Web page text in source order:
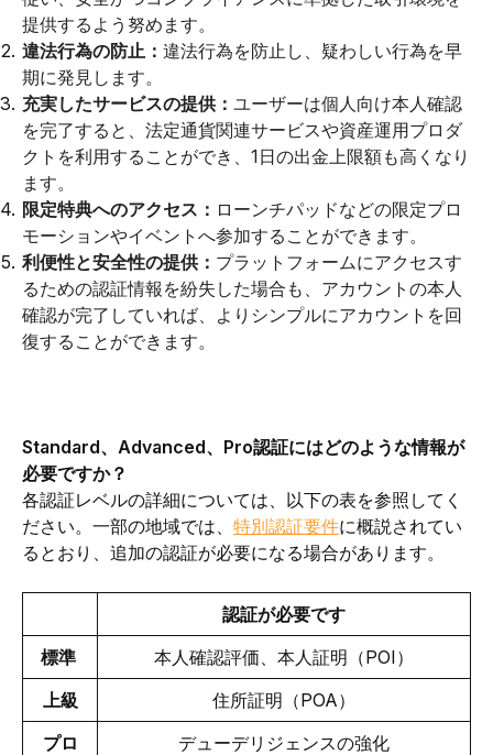
提供するよう努めます。
違法行為の防止： 違法行為を防止し、疑わしい行為を早
期に発見します。
充実したサービスの提供： ユーザーは個人向け本人確認
を完了すると、法定通貨関連サービスや資産運用プロダ
クトを利用することができ、1日の出金上限額も高くなり
ます。
限定特典へのアクセス： ローンチパッドなどの限定プロ
モーションやイベントへ参加することができます。
利便性と安全性の提供： プラットフォームにアクセスす
るための認証情報を紛失した場合も、アカウントの本人
確認が完了していれば、よりシンプルにアカウントを回
復することができます。
Standard、Advanced、Pro認証にはどのような情報が
必要ですか？
各認証レベルの詳細については、以下の表を参照してく
ださい。一部の地域では、 特別認証要件に概説されてい
るとおり、追加の認証が必要になる場合があります。
認証が必要です
標準
本人確認評価、本人証明（POI）
上級
住所証明（POA）
プロ
デューデリジェンスの強化